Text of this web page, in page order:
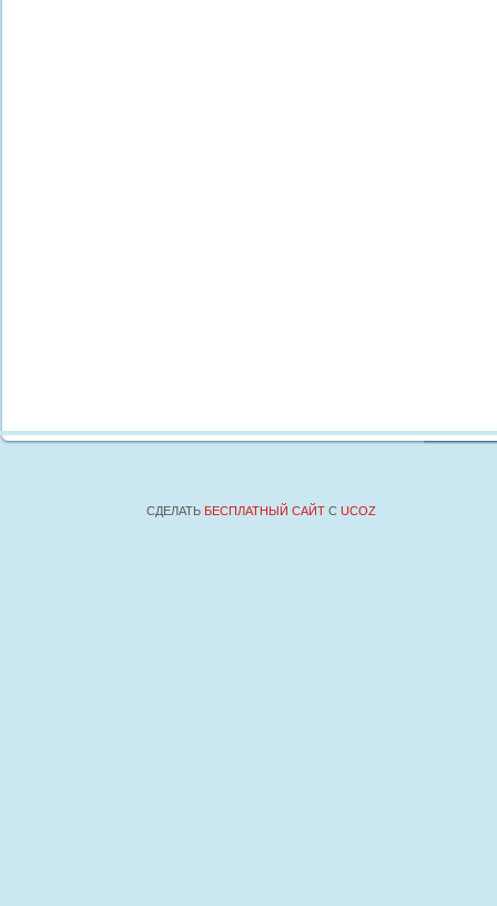
СДЕЛАТЬ БЕСПЛАТНЫЙ САЙТ С UCOZ